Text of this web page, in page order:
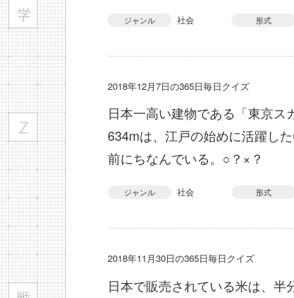
ジャンル 社会 形式
2018年12月7日の365日毎日クイズ
日本一高い建物である「東京ス
634mは、江戸の始めに活躍し
前にちなんでいる。○？×？
ジャンル 社会 形式
2018年11月30日の365日毎日クイズ
日本で販売されている米は、半